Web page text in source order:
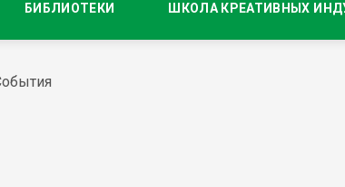
БИБЛИОТЕКИ ШКОЛА КРЕАТИВНЫХ